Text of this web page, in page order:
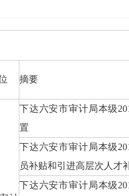
摘要
下达六安市审计局本级
置
下达六安市审计局本级
员补贴和引进高层次人才
下达六安市审计局本级